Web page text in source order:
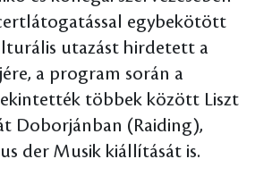
egybekötött
utazást hirdetett a
a program során a
többek között Liszt
Doborjánban (Raiding),
der Musik kiállítását is.